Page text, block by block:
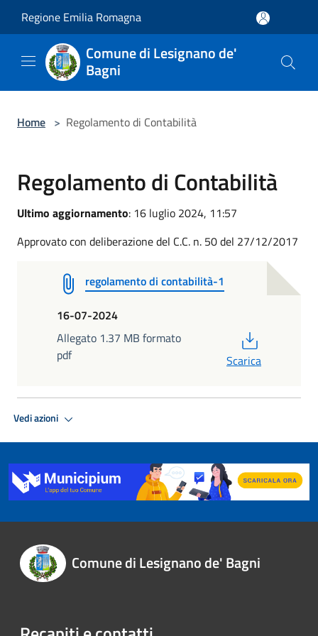
Regione Emilia Romagna
Comune di Lesignano de'
Bagni
Home > Regolamento di Contabilità
Regolamento di Contabilità
Ultimo aggiornamento: 16 luglio 2024, 11:57
Approvato con deliberazione del C.C. n. 50 del 27/12/2017
regolamento di contabilità-1
16-07-2024
Allegato 1.37 MB formato
pdf
Scarica
Vedi azioni
Comune di Lesignano de' Bagni